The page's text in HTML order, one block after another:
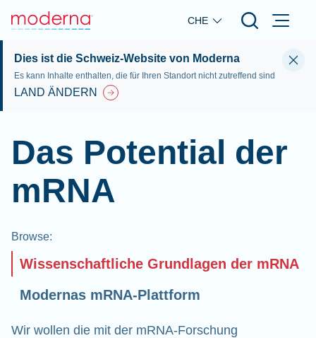
Skip to main content
CHE
Dies ist die Schweiz-Website von Moderna
Es kann Inhalte enthalten, die für Ihren Standort nicht zutreffend sind
LAND ÄNDERN
Das Potential der
mRNA
Browse:
Wissenschaftliche Grundlagen der mRNA
Modernas mRNA-Plattform
Wir wollen die mit der mRNA-Forschung